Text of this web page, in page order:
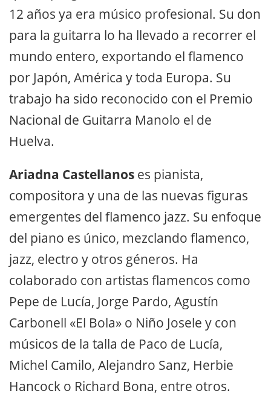
12 años ya era músico profesional. Su don
para la guitarra lo ha llevado a recorrer el
mundo entero, exportando el flamenco
por Japón, América y toda Europa. Su
trabajo ha sido reconocido con el Premio
Nacional de Guitarra Manolo el de
Huelva.
Ariadna Castellanos es pianista,
compositora y una de las nuevas figuras
emergentes del flamenco jazz. Su enfoque
del piano es único, mezclando flamenco,
jazz, electro y otros géneros. Ha
colaborado con artistas flamencos como
Pepe de Lucía, Jorge Pardo, Agustín
Carbonell «El Bola» o Niño Josele y con
músicos de la talla de Paco de Lucía,
Michel Camilo, Alejandro Sanz, Herbie
Hancock o Richard Bona, entre otros.